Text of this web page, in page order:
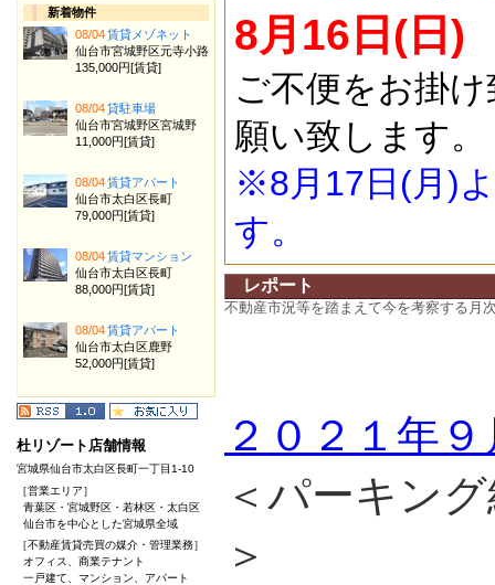
8月16日(日)
ご不便をお掛
願い致します。
※8月17日(月)
す。
レポート
不動産市況等を踏まえて今を考察する月
２０２１年
＜パーキン
＞
新着物件
08/04賃貸メゾネット
仙台市宮城野区元寺小路
135,000円[賃貸]
08/04貸駐車場
仙台市宮城野区宮城野
11,000円[賃貸]
08/04賃貸アパート
仙台市太白区長町
79,000円[賃貸]
08/04賃貸マンション
仙台市太白区長町
88,000円[賃貸]
08/04賃貸アパート
仙台市太白区鹿野
52,000円[賃貸]
杜リゾート店舗情報
宮城県仙台市太白区長町一丁目1-10
［営業エリア］
青葉区・宮城野区・若林区・太白区
仙台市を中心とした宮城県全域
［不動産賃貸売買の媒介・管理業務］
オフィス、商業テナント
一戸建て、マンション、アパート